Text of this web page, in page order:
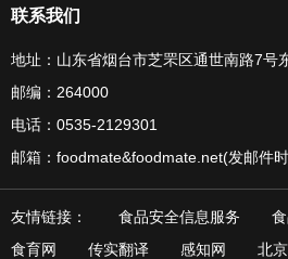
联系我们
地址：山东省烟台市芝罘区通世南路7号
邮编：264000
电话：0535-2129301
邮箱：foodmate&foodmate.net(发邮件
友情链接： 食品安全信息服务
食育网
传实翻译 感知网 北